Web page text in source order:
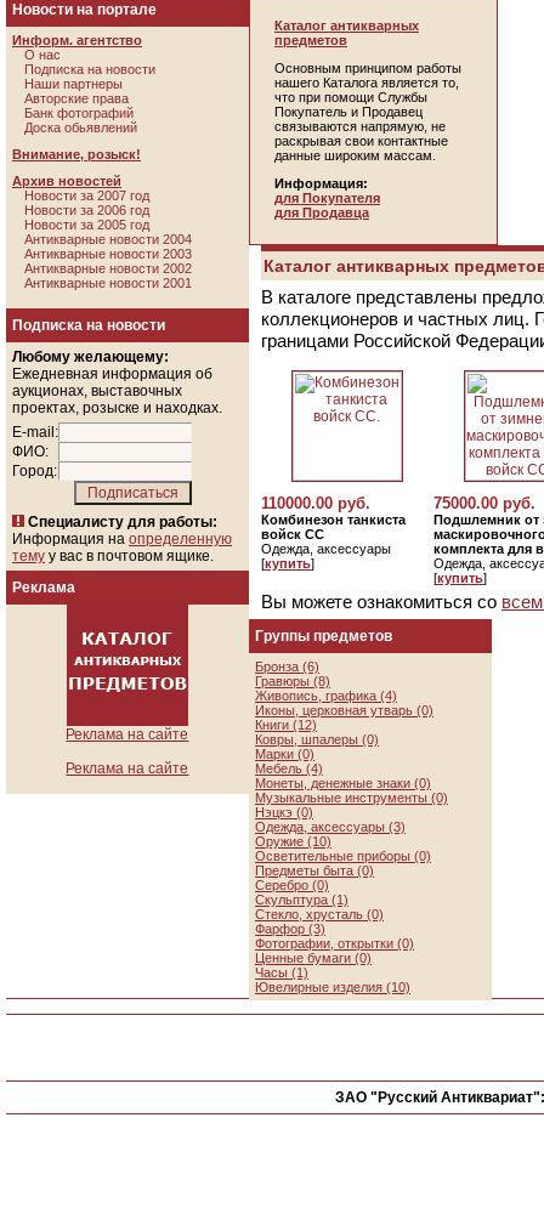
Новости на портале
Информ. агентство
О нас
Подписка на новости
Наши партнеры
Авторские права
Банк фотографий
Доска обьявлений
Внимание, розыск!
Архив новостей
Новости за 2007 год
Новости за 2006 год
Новости за 2005 год
Антикварные новости 2004
Антикварные новости 2003
Антикварные новости 2002
Антикварные новости 2001
Подписка на новости
Любому желающему:
Ежедневная информация об
аукционах, выставочных
проектах, розыске и находках.
E-mail:
ФИО:
Город:
Специалисту для работы:
Информация на определенную
тему у вас в почтовом ящике.
Реклама
Реклама на сайте
Реклама на сайте
Каталог антикварных
предметов
Основным принципом работы
нашего Каталога является то,
что при помощи Службы
Покупатель и Продавец
связываются напрямую, не
раскрывая свои контактные
данные широким массам.
Информация:
для Покупателя
для Продавца
Каталог антикварных
В каталоге представлены
коллекционеров и частных лиц.
границами Российской
110000.00 руб.
Комбинезон танкиста
войск СС
Одежда, аксессуары
[купить]
75000.00 руб.
Подшлемник от
комплекта для
Одежда,
[купить]
Вы можете ознакомиться со
Группы предметов
Бронза (6)
Гравюры (8)
Живопись, графика (4)
Иконы, церковная утварь (0)
Книги (12)
Ковры, шпалеры (0)
Марки (0)
Мебель (4)
Монеты, денежные знаки (0)
Музыкальные инструменты (0)
Нэцкэ (0)
Одежда, аксессуары (3)
Оружие (10)
Осветительные приборы (0)
Предметы быта (0)
Серебро (0)
Скульптура (1)
Стекло, хрусталь (0)
Фарфор (3)
Фотографии, открытки (0)
Ценные бумаги (0)
Часы (1)
Ювелирные изделия (10)
ЗАО "Русский Антиквариат":